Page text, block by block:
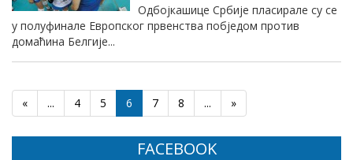
Одбојкашице Србије пласирале су се
у полуфинале Европског првенства побједом против
домаћина Белгије...
« ... 4 5 6 7 8 ... »
FACEBOOK